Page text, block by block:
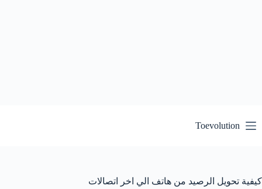
إلى
المحتوى
Toevolution
كيفية تحويل الرصيد من هاتف الي اخر اتصالات